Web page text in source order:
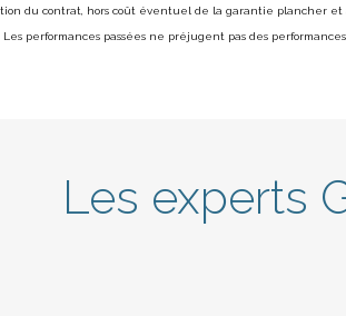
du contrat, hors coût éventuel de la garantie plancher et
Les performances passées ne préjugent pas des
Les experts